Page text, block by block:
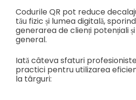
Codurile QR pot reduce
tău fizic și lumea digitală,
generarea de clienți potențiali
general.
Iată câteva sfaturi
practici pentru utilizarea
la târguri: